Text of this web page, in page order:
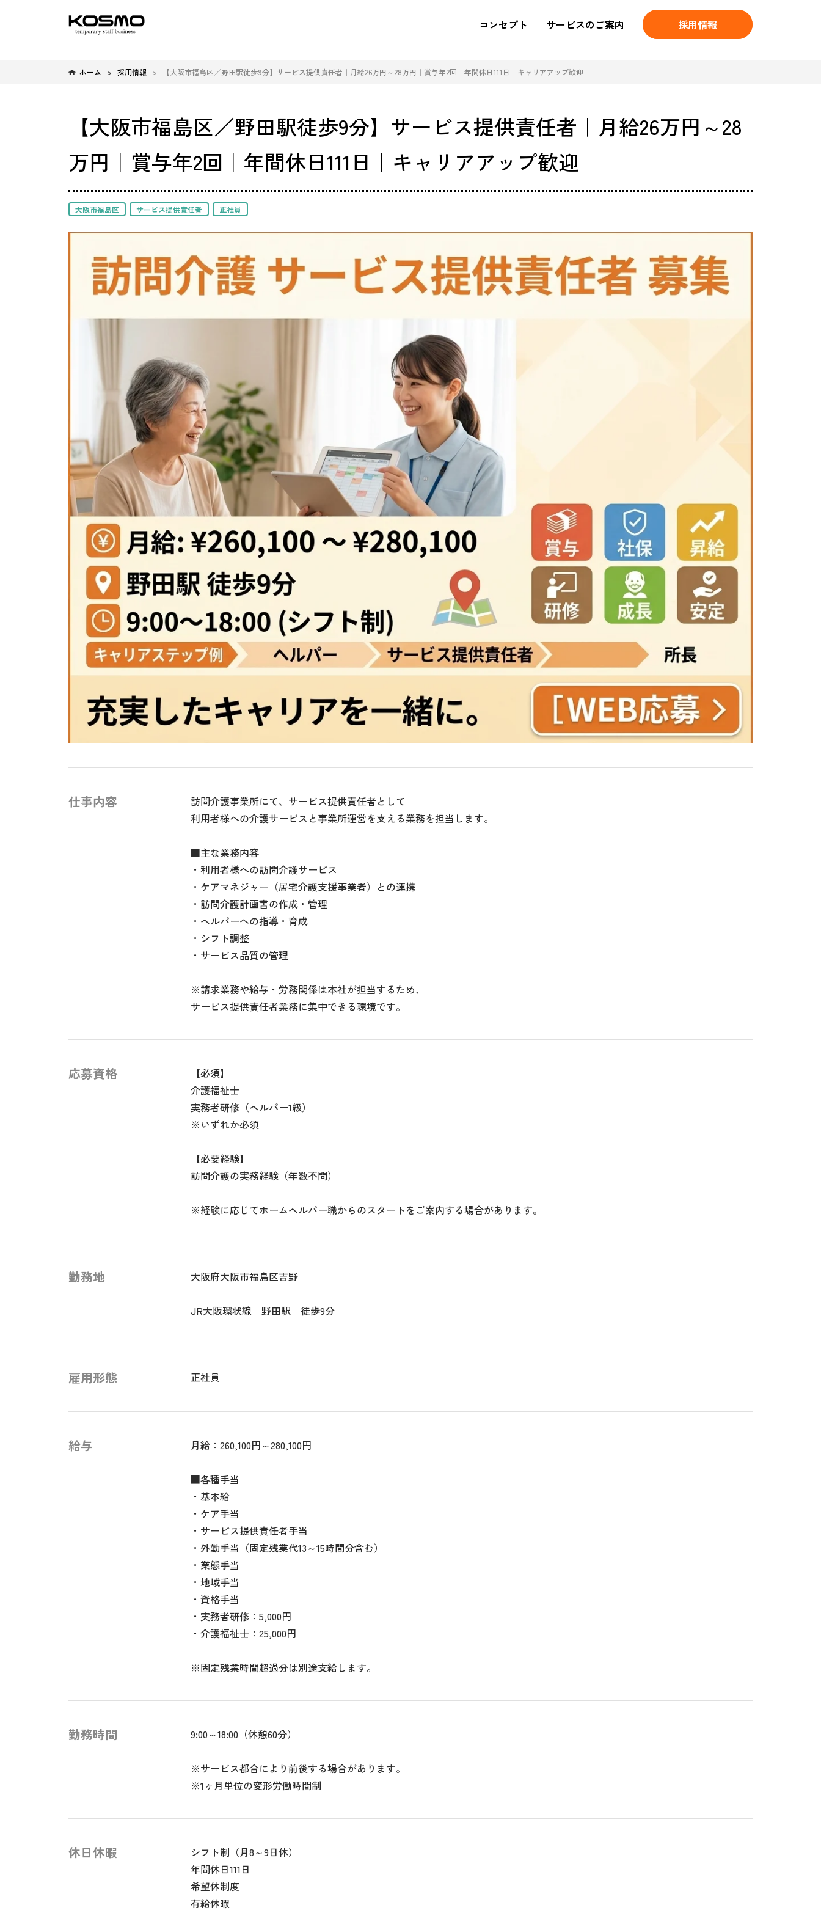
コンセプト サービスのご案内 採用情報
ホーム 採用情報 【大阪市福島区／野田駅徒歩9分】サービス提供責任者｜月給26万円～28万円｜賞与年2回｜年間休日111日｜キャリアアップ歓迎
【大阪市福島区／野田駅徒歩9分】サービス提供責任者｜月給26万円～28
万円｜賞与年2回｜年間休日111日｜キャリアアップ歓迎
大阪市福島区 サービス提供責任者 正社員
仕事内容
訪問介護事業所にて、サービス提供責任者として
利用者様への介護サービスと事業所運営を支える業務を担当します。
■主な業務内容
・利用者様への訪問介護サービス
・ケアマネジャー（居宅介護支援事業者）との連携
・訪問介護計画書の作成・管理
・ヘルパーへの指導・育成
・シフト調整
・サービス品質の管理
※請求業務や給与・労務関係は本社が担当するため、
サービス提供責任者業務に集中できる環境です。
応募資格
【必須】
介護福祉士
実務者研修（ヘルパー1級）
※いずれか必須
【必要経験】
訪問介護の実務経験（年数不問）
※経験に応じてホームヘルパー職からのスタートをご案内する場合があります。
勤務地 大阪府大阪市福島区吉野
JR大阪環状線 野田駅 徒歩9分
雇用形態 正社員
給与 月給：260,100円～280,100円
■各種手当
・基本給
・ケア手当
・サービス提供責任者手当
・外勤手当（固定残業代13～15時間分含む）
・業態手当
・地域手当
・資格手当
・実務者研修：5,000円
・介護福祉士：25,000円
※固定残業時間超過分は別途支給します。
勤務時間 9:00～18:00（休憩60分）
※サービス都合により前後する場合があります。
※1ヶ月単位の変形労働時間制
休日休暇
シフト制（月8～9日休）
年間休日111日
希望休制度
有給休暇